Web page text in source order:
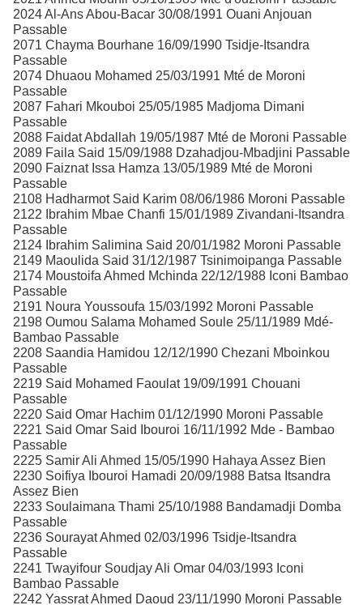
2024 Al-Ans Abou-Bacar 30/08/1991 Ouani Anjouan
Passable
2071 Chayma Bourhane 16/09/1990 Tsidje-Itsandra
Passable
2074 Dhuaou Mohamed 25/03/1991 Mté de Moroni
Passable
2087 Fahari Mkouboi 25/05/1985 Madjoma Dimani
Passable
2088 Faidat Abdallah 19/05/1987 Mté de Moroni Passable
2089 Faila Said 15/09/1988 Dzahadjou-Mbadjini Passable
2090 Faiznat Issa Hamza 13/05/1989 Mté de Moroni
Passable
2108 Hadharmot Said Karim 08/06/1986 Moroni Passable
2122 Ibrahim Mbae Chanfi 15/01/1989 Zivandani-Itsandra
Passable
2124 Ibrahim Salimina Said 20/01/1982 Moroni Passable
2149 Maoulida Said 31/12/1987 Tsinimoipanga Passable
2174 Moustoifa Ahmed Mchinda 22/12/1988 Iconi Bambao
Passable
2191 Noura Youssoufa 15/03/1992 Moroni Passable
2198 Oumou Salama Mohamed Soule 25/11/1989 Mdé-
Bambao Passable
2208 Saandia Hamidou 12/12/1990 Chezani Mboinkou
Passable
2219 Said Mohamed Faoulat 19/09/1991 Chouani
Passable
2220 Said Omar Hachim 01/12/1990 Moroni Passable
2221 Said Omar Said Ibouroi 16/11/1992 Mde - Bambao
Passable
2225 Samir Ali Ahmed 15/05/1990 Hahaya Assez Bien
2230 Soifiya Ibouroi Hamadi 20/09/1988 Batsa Itsandra
Assez Bien
2233 Soulaimana Thami 25/10/1988 Bandamadji Domba
Passable
2236 Sourayat Ahmed 02/03/1996 Tsidje-Itsandra
Passable
2241 Twayifour Soudjay Ali Omar 04/03/1993 Iconi
Bambao Passable
2242 Yassrat Ahmed Daoud 23/11/1990 Moroni Passable